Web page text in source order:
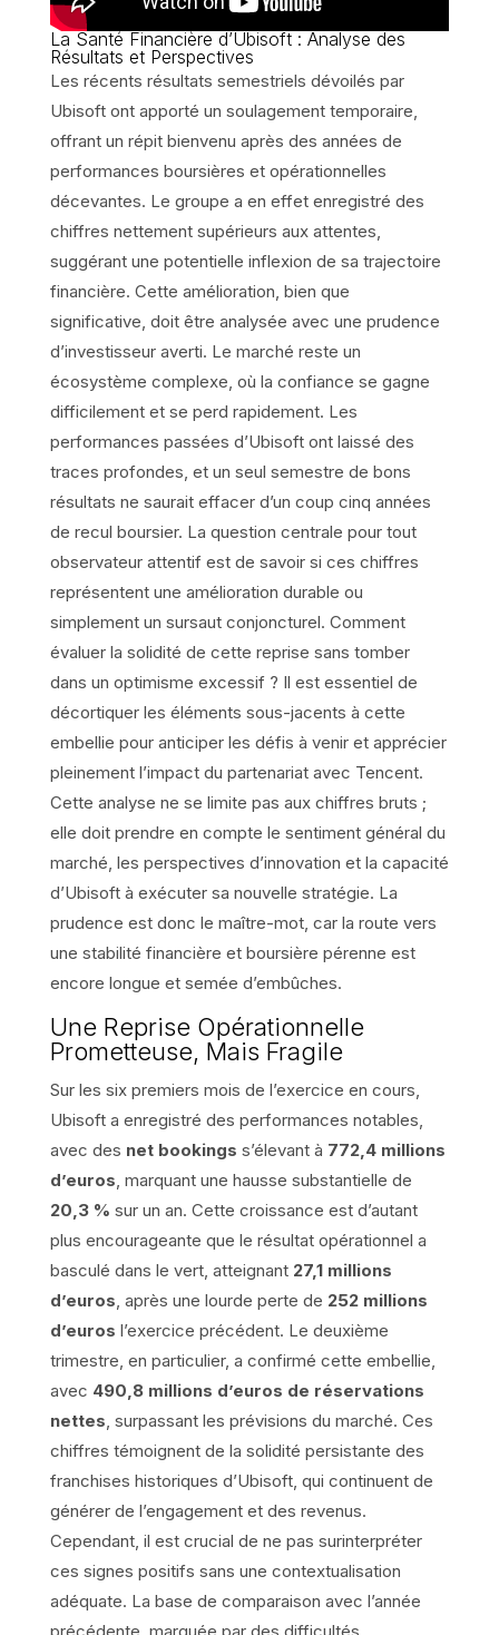
La Santé Financière d’Ubisoft : Analyse des
Résultats et Perspectives
Les récents résultats semestriels dévoilés par
Ubisoft ont apporté un soulagement temporaire,
offrant un répit bienvenu après des années de
performances boursières et opérationnelles
décevantes. Le groupe a en effet enregistré des
chiffres nettement supérieurs aux attentes,
suggérant une potentielle inflexion de sa trajectoire
financière. Cette amélioration, bien que
significative, doit être analysée avec une prudence
d’investisseur averti. Le marché reste un
écosystème complexe, où la confiance se gagne
difficilement et se perd rapidement. Les
performances passées d’Ubisoft ont laissé des
traces profondes, et un seul semestre de bons
résultats ne saurait effacer d’un coup cinq années
de recul boursier. La question centrale pour tout
observateur attentif est de savoir si ces chiffres
représentent une amélioration durable ou
simplement un sursaut conjoncturel. Comment
évaluer la solidité de cette reprise sans tomber
dans un optimisme excessif ? Il est essentiel de
décortiquer les éléments sous-jacents à cette
embellie pour anticiper les défis à venir et apprécier
pleinement l’impact du partenariat avec Tencent.
Cette analyse ne se limite pas aux chiffres bruts ;
elle doit prendre en compte le sentiment général du
marché, les perspectives d’innovation et la capacité
d’Ubisoft à exécuter sa nouvelle stratégie. La
prudence est donc le maître-mot, car la route vers
une stabilité financière et boursière pérenne est
encore longue et semée d’embûches.
Une Reprise Opérationnelle
Prometteuse, Mais Fragile
Sur les six premiers mois de l’exercice en cours,
Ubisoft a enregistré des performances notables,
avec des net bookings s’élevant à 772,4 millions
d’euros, marquant une hausse substantielle de
20,3 % sur un an. Cette croissance est d’autant
plus encourageante que le résultat opérationnel a
basculé dans le vert, atteignant 27,1 millions
d’euros, après une lourde perte de 252 millions
d’euros l’exercice précédent. Le deuxième
trimestre, en particulier, a confirmé cette embellie,
avec 490,8 millions d’euros de réservations
nettes, surpassant les prévisions du marché. Ces
chiffres témoignent de la solidité persistante des
franchises historiques d’Ubisoft, qui continuent de
générer de l’engagement et des revenus.
Cependant, il est crucial de ne pas surinterpréter
ces signes positifs sans une contextualisation
adéquate. La base de comparaison avec l’année